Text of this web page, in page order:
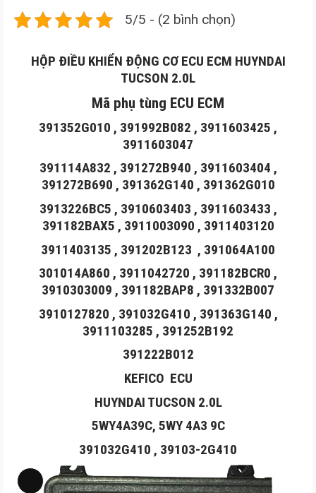
KEFICO ECU
HUYNDAI TUCSON 2.0L
5WY4A39C, 5WY 4A3 9C
391032G410 , 39103-2G410
Long
Mô
tả
sản
phẩm
5/5 - (2 bình chọn)
HỘP ĐIỀU KHIỂN ĐỘNG CƠ ECU ECM HUYNDAI
TUCSON 2.0L
Mã phụ tùng ECU ECM
391352G010 , 391992B082 , 3911603425 ,
3911603047
391114A832 , 391272B940 , 3911603404 ,
391272B690 , 391362G140 , 391362G010
3913226BC5 , 3910603403 , 3911603433 ,
391182BAX5 , 3911003090 , 3911403120
3911403135 , 391202B123 , 391064A100
301014A860 , 3911042720 , 391182BCR0 ,
3910303009 , 391182BAP8 , 391332B007
3910127820 , 391032G410 , 391363G140 ,
3911103285 , 391252B192
391222B012
KEFICO ECU
HUYNDAI TUCSON 2.0L
5WY4A39C, 5WY 4A3 9C
391032G410 , 39103-2G410
Long